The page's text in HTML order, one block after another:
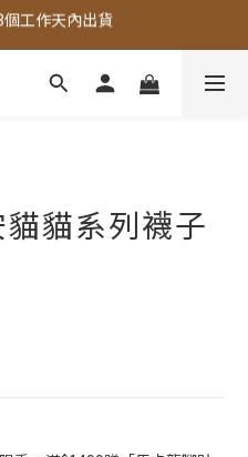
｜滿1500宅配免運
｜滿1500宅配免運
100元
滿1500宅配免運
貓系列襪子